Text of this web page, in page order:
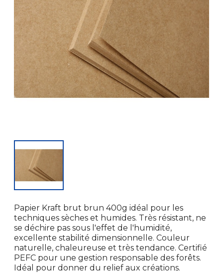
Papier Kraft brut brun 400g idéal pour les
techniques sèches et humides. Très résistant, ne
se déchire pas sous l'effet de l'humidité,
excellente stabilité dimensionnelle. Couleur
naturelle, chaleureuse et très tendance. Certifié
PEFC pour une gestion responsable des forêts.
Idéal pour donner du relief aux créations.